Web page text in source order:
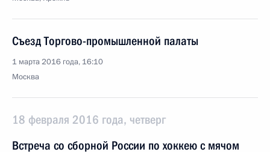
Съезд Торгово-промышленной палаты
1 марта 2016 года, 16:10
Москва
18 февраля 2016 года, четверг
Встреча со сборной России по хоккею с мячом